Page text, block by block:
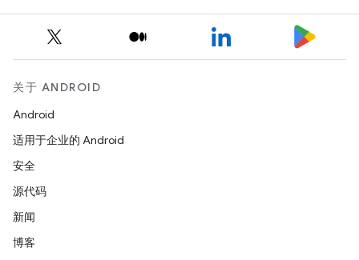
关于 ANDROID
Android
适用于企业的 Android
安全
源代码
新闻
博客